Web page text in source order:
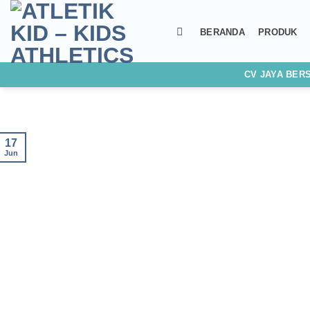
Skip
content
BERANDA PRODUK
CV JAYA
17
Jun